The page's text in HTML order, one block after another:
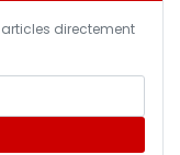
directement